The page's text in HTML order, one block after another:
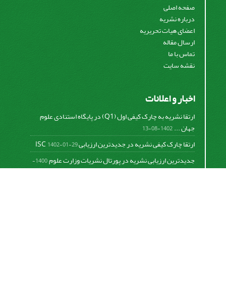
صفحه اصلی
درباره نشریه
اعضای هیات تحریریه
ارسال مقاله
تماس با ما
نقشه سایت
اخبار و اعلانات
ارتقا نشریه به چارک کیفی اول (Q1) در پایگاه استنادی علوم
جهان ...1402-08-13
ارتقا چارک کیفی نشریه در جدیدترین ارزیابی ISC1402-01-29
جدیدترین ارزیابی نشریه در پورتال نشریات وزارت علوم
1400-